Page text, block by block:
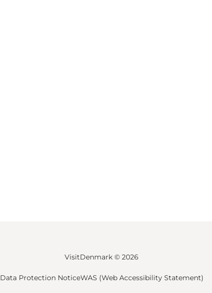
VisitDenmark © 2026
Data Protection NoticeWAS (Web Accessibility Statement)